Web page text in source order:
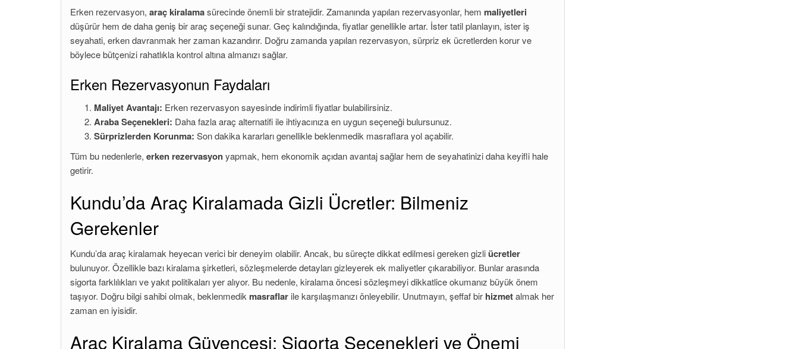
Erken rezervasyon, araç kiralamasürecinde önemli bir stratejidir. Zamanında yapılan rezervasyonlar, hem maliyetleri
düşürür hem de daha geniş bir araç seçeneği sunar. Geç kalındığında, fiyatlar genellikle artar. İster tatil planlayın, ister iş
seyahati, erken davranmak her zaman kazandırır. Doğru zamanda yapılan rezervasyon, sürpriz ek ücretlerden korur ve
böylece bütçenizi rahatlıkla kontrol altına almanızı sağlar.
Erken Rezervasyonun Faydaları
Maliyet Avantajı: Erken rezervasyon sayesinde indirimli fiyatlar bulabilirsiniz.
Araba Seçenekleri: Daha fazla araç alternatifi ile ihtiyacınıza en uygun seçeneği bulursunuz.
Sürprizlerden Korunma: Son dakika kararları genellikle beklenmedik masraflara yol açabilir.
Tüm bu nedenlerle, erken rezervasyonyapmak, hem ekonomik açıdan avantaj sağlar hem de seyahatinizi daha keyifli hale
getirir.
Kundu’da Araç Kiralamada Gizli Ücretler: Bilmeniz
Gerekenler
Kundu’da araç kiralamak heyecan verici bir deneyim olabilir. Ancak, bu süreçte dikkat edilmesi gereken gizliücretler
bulunuyor. Özellikle bazı kiralama şirketleri, sözleşmelerde detayları gizleyerek ek maliyetler çıkarabiliyor. Bunlar arasında
sigorta farklılıkları ve yakıt politikaları yer alıyor. Bu nedenle, kiralama öncesi sözleşmeyi dikkatlice okumanız büyük önem
taşıyor. Doğru bilgi sahibi olmak, beklenmedik masraflar ile karşılaşmanızı önleyebilir. Unutmayın, şeffaf bir hizmetalmak her
zaman en iyisidir.
Araç Kiralama Güvencesi: Sigorta Seçenekleri ve Önemi